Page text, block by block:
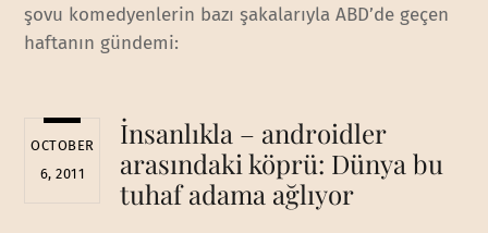
şovu komedyenlerin bazı şakalarıyla ABD’de geçen
haftanın gündemi:
OCTOBER
6, 2011
İnsanlıkla – androidler
arasındaki köprü: Dünya bu
tuhaf adama ağlıyor